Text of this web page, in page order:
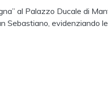
al Palazzo Ducale di
Sebastiano, evidenziando